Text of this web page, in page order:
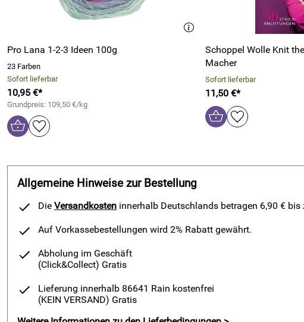
Pro Lana 1-2-3 Ideen 100g
23 Farben
Sofort lieferbar
10,95 €*
Grundpreis: 109,50 €/kg
Schoppel Wolle Knit
Macher
Sofort lieferbar
11,50 €*
Allgemeine Hinweise zur Bestellung
Die Versandkosten innerhalb Deutschlands betragen 6,90 € bis
Auf Vorkassebestellungen wird 2% Rabatt gewährt.
Abholung im Geschäft
(Click&Collect) Gratis
Lieferung innerhalb 86641 Rain kostenfrei
(KEIN VERSAND) Gratis